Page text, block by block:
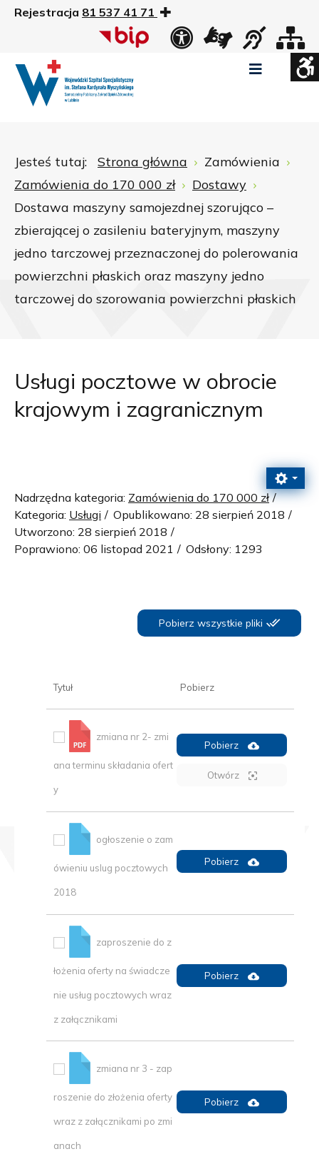
Rejestracja 81 537 41 71
Widok
Jesteś tutaj: Strona główna
Zamówienia
Zamówienia do 170 000 zł
Dostawy
Dostawa maszyny samojezdnej szorująco –
zbierającej o zasileniu bateryjnym, maszyny
jedno tarczowej przeznaczonej do polerowania
powierzchni płaskich oraz maszyny jedno
tarczowej do szorowania powierzchni płaskich
Usługi pocztowe w obrocie
krajowym i zagranicznym
Nadrzędna kategoria: Zamówienia do 170 000 zł
Kategoria: Usługi
Opublikowano: 28 sierpień 2018
Utworzono: 28 sierpień 2018
Poprawiono: 06 listopad 2021
Odsłony: 1293
Pobierz wszystkie pliki
Tytuł Pobierz
zmiana nr 2- zmi
ana terminu składania ofert
y
Pobierz
Otwórz
ogłoszenie o zam
ówieniu uslug pocztowych
2018
Pobierz
zaproszenie do z
łożenia oferty na świadcze
nie usług pocztowych wraz
z załącznikami
Pobierz
zmiana nr 3 - zap
roszenie do złożenia oferty
wraz z załącznikami po zmi
anach
Pobierz